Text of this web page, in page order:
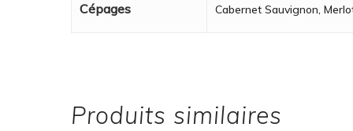
Cépages Cabernet Sauvignon,
Produits similaires